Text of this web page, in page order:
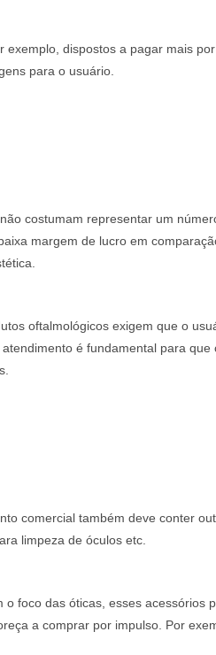
exemplo, dispostos a pagar mais
para o usuário.
costumam representar um
margem de lucro em
oftalmológicos exigem que o
é fundamental para
comercial também deve conter
limpeza de óculos etc.
o foco das óticas, esses
a comprar por impulso. Por